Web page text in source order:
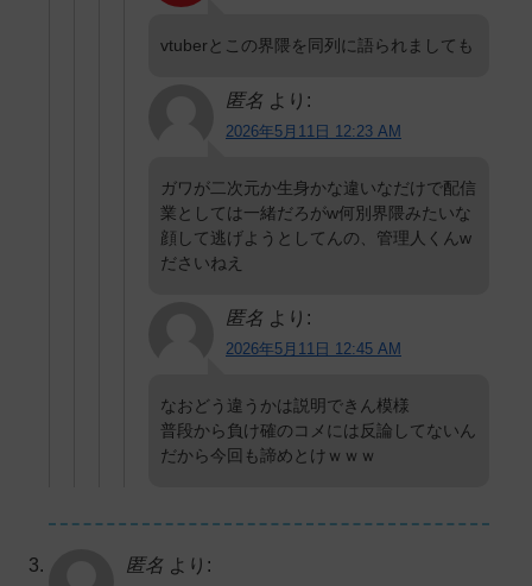
vtuberとこの界隈を同列に語られましても
匿名 より:
2026年5月11日 12:23 AM
ガワが二次元か生身かな違いなだけで配信
業としては一緒だろがw何別界隈みたいな
顔して逃げようとしてんの、管理人くんw
ださいねえ
匿名 より:
2026年5月11日 12:45 AM
なおどう違うかは説明できん模様
普段から負け確のコメには反論してないん
だから今回も諦めとけｗｗｗ
匿名 より: